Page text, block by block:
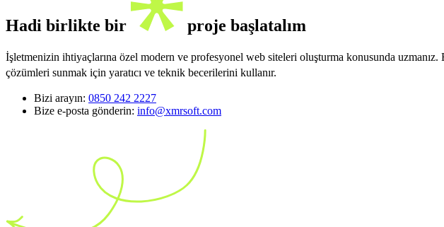
Hadi birlikte bir proje başlatalım
İşletmenizin ihtiyaçlarına özel modern ve profesyonel web siteleri oluşturma konusunda
çözümleri sunmak için yaratıcı ve teknik becerilerini kullanır.
Bizi arayın: 0850 242 2227
Bize e-posta gönderin: info@xmrsoft.com